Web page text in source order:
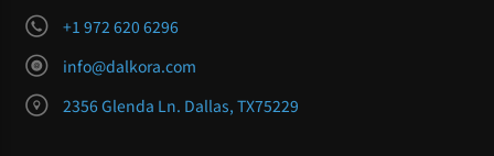
+1 972 620 6296
info@dalkora.com
2356 Glenda Ln. Dallas, TX75229